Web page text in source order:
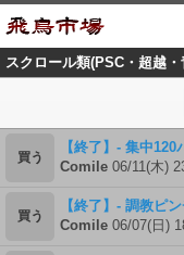
スクロール類(PSC・超越
買う
【終了】- 集中
Comile 06/11(木)
買う
【終了】- 調教ピ
Comile 06/07(日)